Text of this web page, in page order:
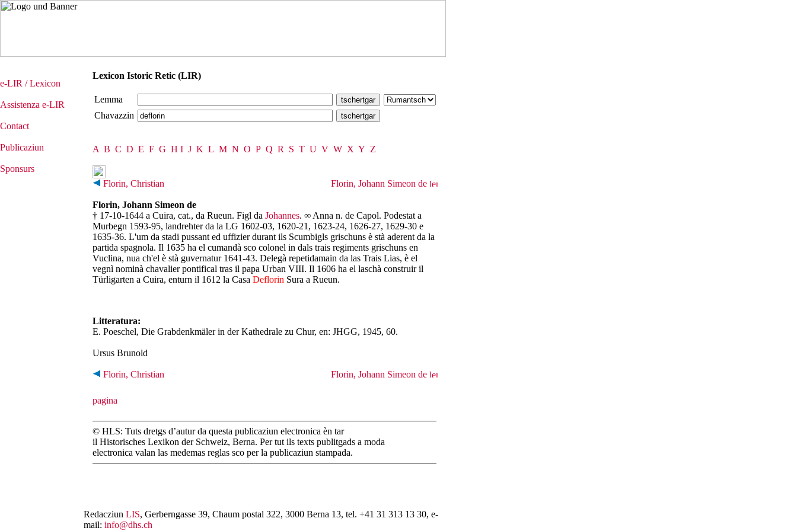
e-LIR / Lexicon
Assistenza e-LIR
Contact
Publicaziun
Sponsurs
Lexicon Istoric Retic (LIR)
Lemma
Chavazzin
A B C D E F G H I J K L M N O P Q R S T U V W X Y Z
Florin, Christian Florin, Johann Simeon de
Florin, Johann Simeon de
† 17-10-1644 a Cuira, cat., da Rueun. Figl da Johannes. ∞ Anna n. de Capol. Podestat a
Murbegn 1593-95, landrehter da la LG 1602-03, 1620-21, 1623-24, 1626-27, 1629-30 e
1635-36. L'um da stadi pussant ed uffizier durant ils Scumbigls grischuns è stà aderent da la
partida spagnola. Il 1635 ha el cumandà sco colonel in dals trais regiments grischuns en
Vuclina, nua ch'el è stà guvernatur 1641-43. Delegà repetidamain da las Trais Lias, è el
vegnì nominà chavalier pontifical tras il papa Urban VIII. Il 1606 ha el laschà construir il
Türligarten a Cuira, enturn il 1612 la Casa Deflorin Sura a Rueun.
Litteratura:
E. Poeschel, Die Grabdenkmäler in der Kathedrale zu Chur, en: JHGG, 1945, 60.
Ursus Brunold
Florin, Christian Florin, Johann Simeon de
© HLS: Tuts dretgs d’autur da questa publicaziun electronica èn tar
il Historisches Lexikon der Schweiz, Berna. Per tut ils texts publitgads a moda
electronica valan las medemas reglas sco per la publicaziun stampada.
Redacziun LIS, Gerberngasse 39, Chaum postal 322, 3000 Berna 13, tel. +41 31 313 13 30, e-
mail: info@dhs.ch